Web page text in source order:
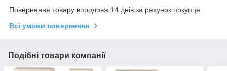
Повернення товару впродовж 14 днів за рахунок покупця
Всі умови повернення
Подібні товари компанії